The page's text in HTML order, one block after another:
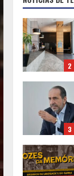
2
3
4